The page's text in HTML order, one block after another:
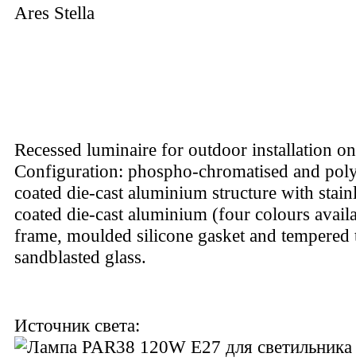
Ares Stella
Recessed luminaire for outdoor installation
Configuration: phospho-chromatised and
coated die-cast aluminium structure with
coated die-cast aluminium (four colours
frame, moulded silicone gasket and tempered
sandblasted glass.
Источник света: